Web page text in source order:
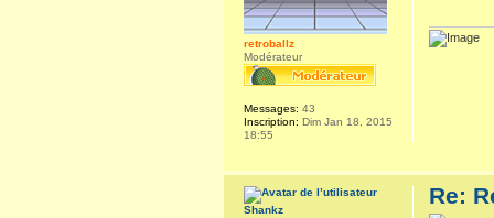
retroballz
Modérateur
Messages: 43
Inscription: Dim Jan 18, 2015
18:55
Re:
Shankz